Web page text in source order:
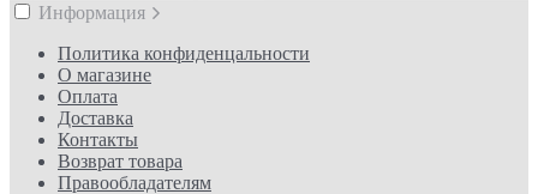
Информация
Политика конфиденцальности
О магазине
Оплата
Доставка
Контакты
Возврат товара
Правообладателям